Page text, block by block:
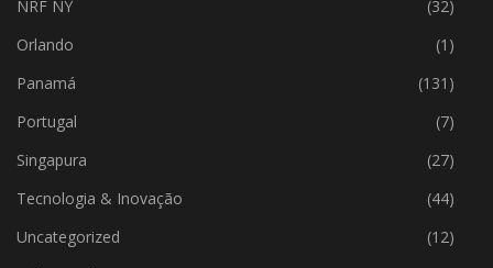
(1)
(131)
(7)
Singapura
(27)
Tecnologia & Inovação
(44)
Uncategorized
(12)
Vale Do Silício
(74)